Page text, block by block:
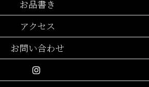
お品書き
アクセス
お問い合わせ